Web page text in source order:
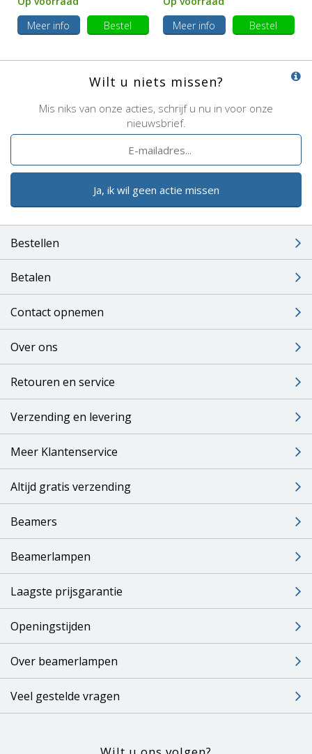
Meer info
Bestel
Meer info
Bestel
Wilt u niets missen?
Mis niks van onze acties, schrijf u nu in voor onze
nieuwsbrief.
Ja, ik wil geen actie missen
Bestellen
Betalen
Contact opnemen
Over ons
Retouren en service
Verzending en levering
Meer Klantenservice
Altijd gratis verzending
Beamers
Beamerlampen
Laagste prijsgarantie
Openingstijden
Over beamerlampen
Veel gestelde vragen